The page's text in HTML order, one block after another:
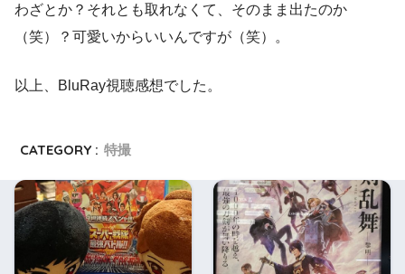
わざとか？それとも取れなくて、そのまま出たのか
（笑）？可愛いからいいんですが（笑）。
以上、BluRay視聴感想でした。
CATEGORY : 特撮